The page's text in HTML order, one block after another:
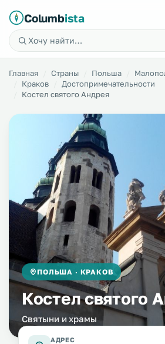
Columbista
Главная Страны Польша
Краков
Достопримечательности
Костел святого Андрея
ПОЛЬША · КРАКОВ
Костел святого
Святыни и храмы
АДРЕС